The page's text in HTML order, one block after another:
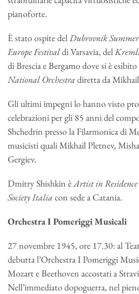
pianoforte.
È stato ospite delDubrovnik
Europe Festivaldi Varsavia, del
di Brescia e Bergamo dove si è
National Orchestra diretta da
Gli ultimi impegni lo hanno visto
celebrazioni per gli 85 anni del
Shchedrin presso la Filarmonica di
musicisti quali Mikhail Pletnev,
Gergiev.
Dmitry Shishkin èArtist in Residence
Society Italia con sede a Catania.
Orchestra I Pomeriggi Musicali
27 novembre 1945, ore 17.30: al
debutta l’Orchestra I Pomeriggi
Mozart e Beethoven accostati a
Nell’immediato dopoguerra, nel